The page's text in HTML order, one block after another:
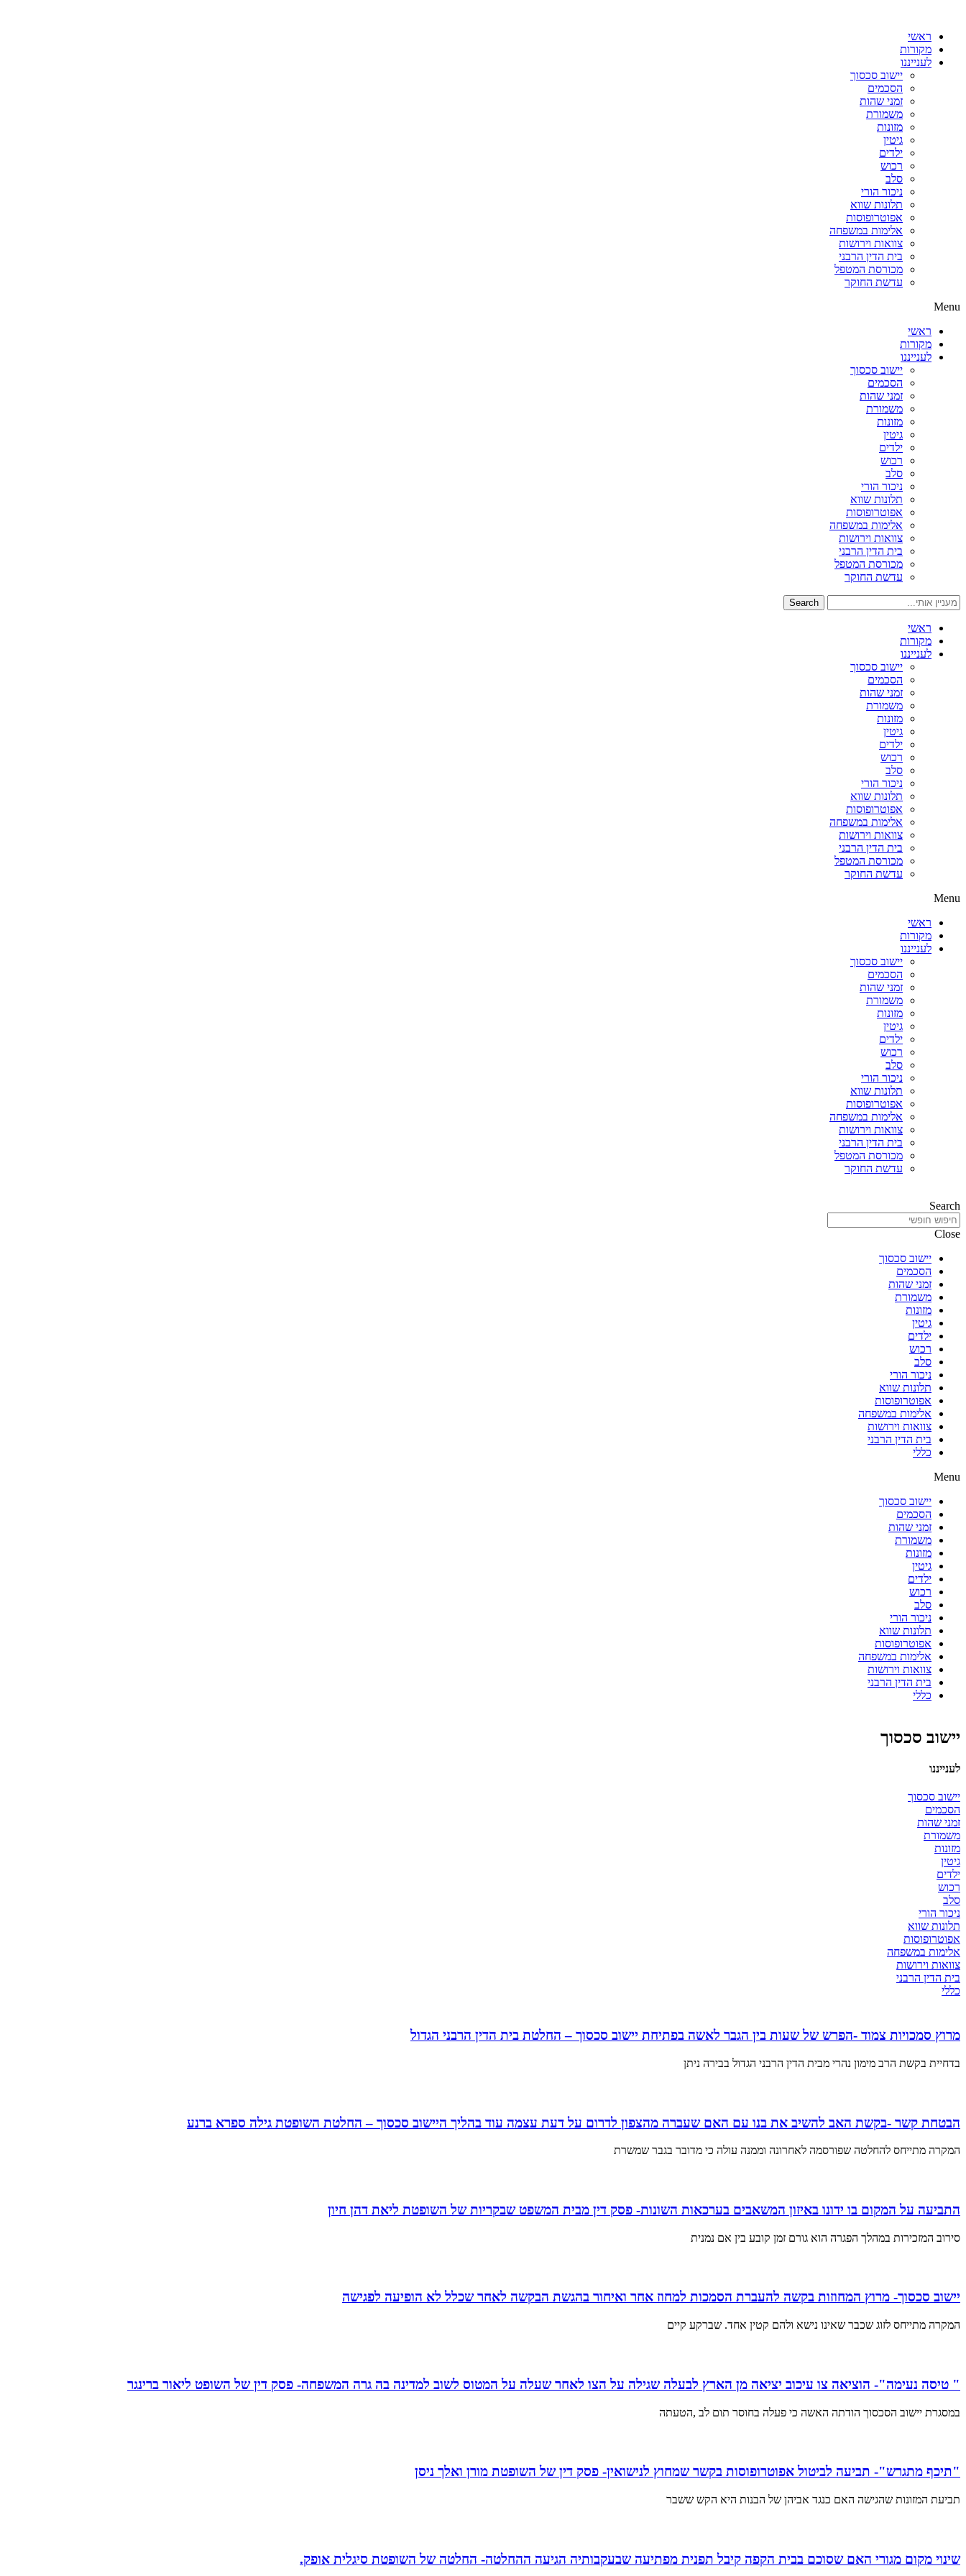
ראשי
מקורות
לענייננו
יישוב סכסוך
הסכמים
זמני שהות
משמורת
מזונות
גיטין
ילדים
רכוש
סלב
ניכור הורי
תלונות שווא
אפוטרופוסות
אלימות במשפחה
צוואות וירושות
בית הדין הרבני
מכורסת המטפל
עדשת החוקר
Menu
ראשי
מקורות
לענייננו
יישוב סכסוך
הסכמים
זמני שהות
משמורת
מזונות
גיטין
ילדים
רכוש
סלב
ניכור הורי
תלונות שווא
אפוטרופוסות
אלימות במשפחה
צוואות וירושות
בית הדין הרבני
מכורסת המטפל
עדשת החוקר
Search
ראשי
מקורות
לענייננו
יישוב סכסוך
הסכמים
זמני שהות
משמורת
מזונות
גיטין
ילדים
רכוש
סלב
ניכור הורי
תלונות שווא
אפוטרופוסות
אלימות במשפחה
צוואות וירושות
בית הדין הרבני
מכורסת המטפל
עדשת החוקר
Menu
ראשי
מקורות
לענייננו
יישוב סכסוך
הסכמים
זמני שהות
משמורת
מזונות
גיטין
ילדים
רכוש
סלב
ניכור הורי
תלונות שווא
אפוטרופוסות
אלימות במשפחה
צוואות וירושות
בית הדין הרבני
מכורסת המטפל
עדשת החוקר
Search
Close
יישוב סכסוך
הסכמים
זמני שהות
משמורת
מזונות
גיטין
ילדים
רכוש
סלב
ניכור הורי
תלונות שווא
אפוטרופוסות
אלימות במשפחה
צוואות וירושות
בית הדין הרבני
כללי
Menu
יישוב סכסוך
הסכמים
זמני שהות
משמורת
מזונות
גיטין
ילדים
רכוש
סלב
ניכור הורי
תלונות שווא
אפוטרופוסות
אלימות במשפחה
צוואות וירושות
בית הדין הרבני
כללי
יישוב סכסוך
לענייננו
יישוב סכסוך
הסכמים
זמני שהות
משמורת
מזונות
גיטין
ילדים
רכוש
סלב
ניכור הורי
תלונות שווא
אפוטרופוסות
אלימות במשפחה
צוואות וירושות
בית הדין הרבני
כללי
מרוץ סמכויות צמוד -הפרש של שעות בין הגבר לאשה בפתיחת יישוב סכסוך – החלטת בית הדין הרבני הגדול
בדחיית בקשת הרב מימון נהרי מבית הדין הרבני הגדול בבירה ניתן
הבטחת קשר -בקשת האב להשיב את בנו עם האם שעברה מהצפון לדרום על דעת עצמה עוד בהליך היישוב סכסוך – החלטת השופטת גילה ספרא ברנע
המקרה מתייחס להחלטה שפורסמה לאחרונה וממנה עולה כי מדובר בגבר שמשרת
התביעה על המקום בו ידונו באיזון המשאבים בערכאות השונות- פסק דין מבית המשפט שבקריות של השופטת ליאת דהן חיון
סירוב המזכירות במהלך הפגרה הוא גורם זמן קובע בין אם נמנית
יישוב סכסוך- מרוץ המחוזות בקשה להעברת הסמכות למחוז אחר ואיחור בהגשת הבקשה לאחר שכלל לא הופיעה לפגישה
המקרה מתייחס לזוג שכבר שאינו נישא ולהם קטין אחד. שברקע קיים
" טיסה נעימה"- הוציאה צו עיכוב יציאה מן הארץ לבעלה שגילה על הצו לאחר שעלה על המטוס לשוב למדינה בה גרה המשפחה- פסק דין של השופט ליאור ברינגר
במסגרת יישוב הסכסוך הודתה האשה כי פעלה בחוסר תום לב ,הטעתה
"תיכף מתגרש"- תביעה לביטול אפוטרופוסות בקשר שמחוץ לנישואין- פסק דין של השופטת מורן ואלך ניסן
תביעת המזונות שהגישה האם כנגד אביהן של הבנות היא הקש ששבר
שינוי מקום מגורי האם שסוכם בבית הקפה קיבל תפנית מפתיעה שבעקבותיה הגיעה ההחלטה- החלטה של השופטת סיגלית אופק.